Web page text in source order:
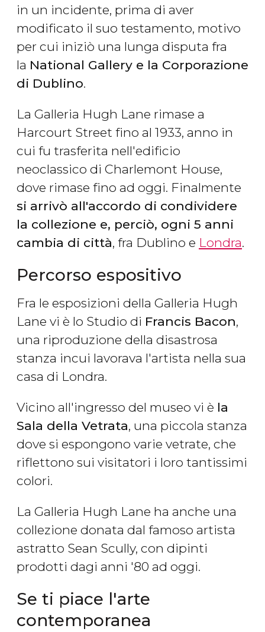
in un incidente, prima di aver
modificato il suo testamento, motivo
per cui iniziò una lunga disputa fra
la National Gallery e la Corporazione
di Dublino.
La Galleria Hugh Lane rimase a
Harcourt Street fino al 1933, anno in
cui fu trasferita nell'edificio
neoclassico di Charlemont House,
dove rimase fino ad oggi. Finalmente
si arrivò all'accordo di condividere
la collezione e, perciò, ogni 5 anni
cambia di città, fra Dublino e Londra.
Percorso espositivo
Fra le esposizioni della Galleria Hugh
Lane vi è lo Studio di Francis Bacon,
una riproduzione della disastrosa
stanza incui lavorava l'artista nella sua
casa di Londra.
Vicino all'ingresso del museo vi è la
Sala della Vetrata, una piccola stanza
dove si espongono varie vetrate, che
riflettono sui visitatori i loro tantissimi
colori.
La Galleria Hugh Lane ha anche una
collezione donata dal famoso artista
astratto Sean Scully, con dipinti
prodotti dagi anni '80 ad oggi.
Se ti piace l'arte
contemporanea